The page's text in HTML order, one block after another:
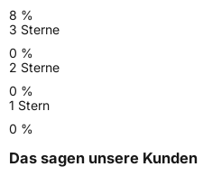
8 %
3 Sterne
0 %
2 Sterne
0 %
1 Stern
0 %
Das sagen unsere Kunden